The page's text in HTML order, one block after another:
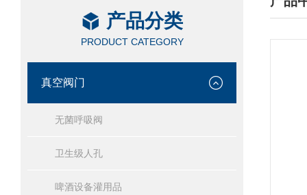
产品分类
PRODUCT CATEGORY
真空阀门
无菌呼吸阀
卫生级人孔
啤酒设备灌用品
/